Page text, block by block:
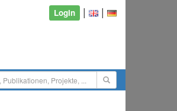
Login | |